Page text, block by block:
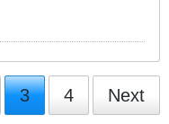
3 4 Next